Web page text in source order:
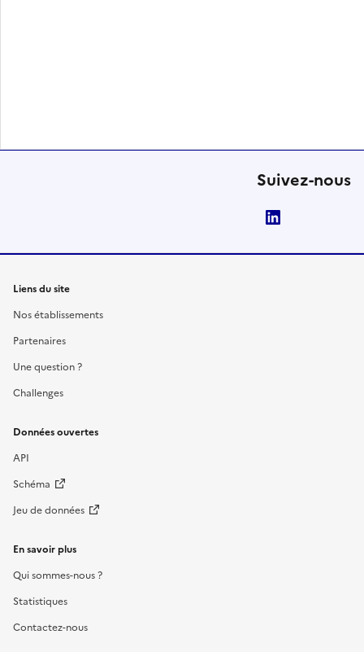
Suivez-nous
Liens du site
Nos établissements
Partenaires
Une question ?
Challenges
Données ouvertes
API
Schéma
Jeu de données
En savoir plus
Qui sommes-nous ?
Statistiques
Contactez-nous